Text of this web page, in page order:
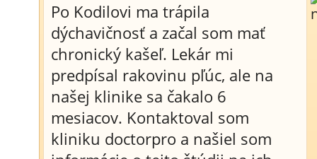
Po Kodilovi ma trápila
dýchavičnosť a začal som mať
chronický kašeľ. Lekár mi
predpísal rakovinu pľúc, ale na
našej klinike sa čakalo 6
mesiacov. Kontaktoval som
kliniku doctorpro a našiel som